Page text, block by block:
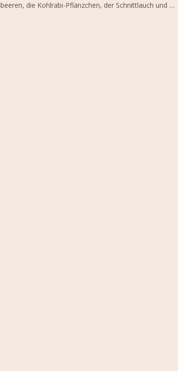
die Kohlrabi-Pflänzchen, der Schnittlauch und …